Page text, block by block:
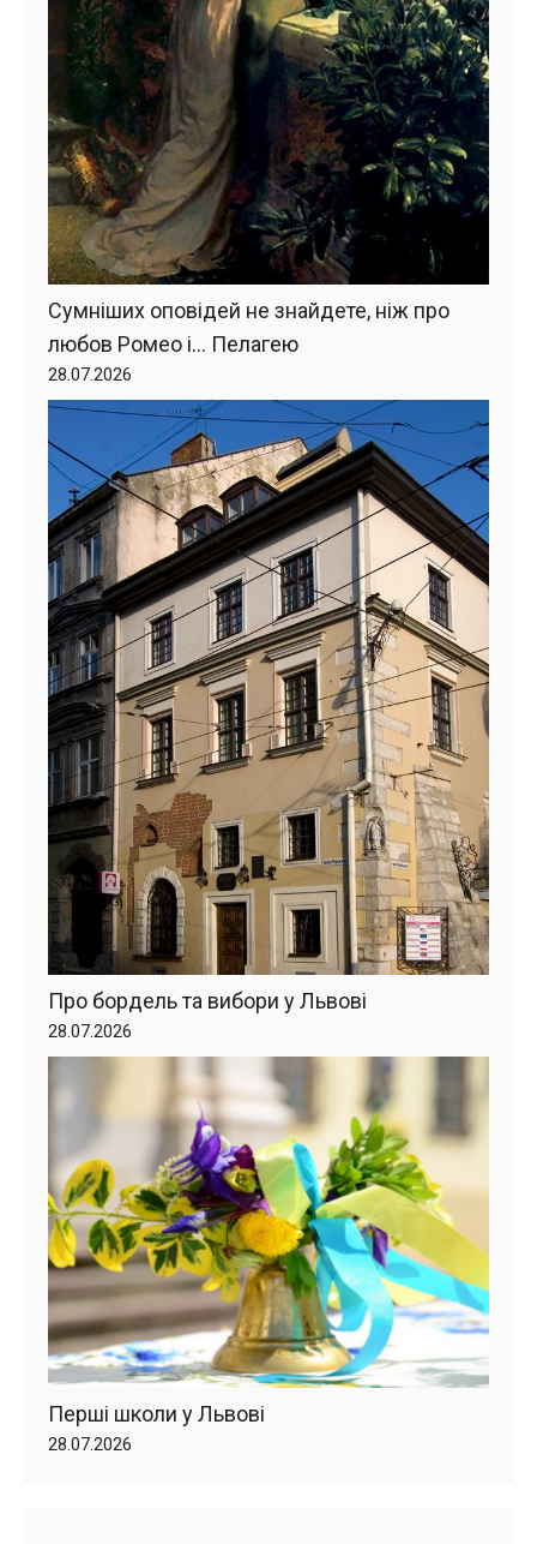
Сумніших оповідей не знайдете, ніж про
любов Ромео і… Пелагею
28.07.2026
Про бордель та вибори у Львові
28.07.2026
Перші школи у Львові
28.07.2026